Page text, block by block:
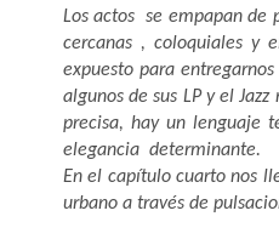
Los actos se empapan de
cercanas , coloquiales y
expuesto para
algunos de sus LP y el
precisa, hay un lenguaje
elegancia determinante.
En el capítulo cuarto nos
urbano a través de